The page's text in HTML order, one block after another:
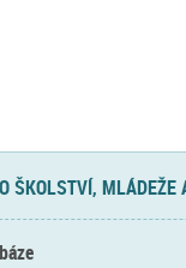
ŠKOLSTVÍ, MLÁDEŽE